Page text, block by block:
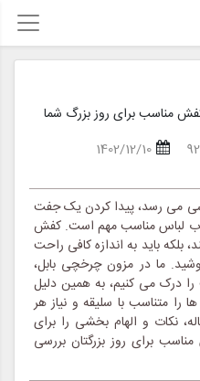
مناسب برای روز بزرگ شما
1402/12/10
می رسد، پیدا کردن یک جفت
لباس مناسب مهم است. کفش
بلکه باید به اندازه کافی راحت
ما در مزون چرخچی بابل،
درک می کنیم، به همین دلیل
متناسب با سلیقه و نیاز هر
نکات و الهام بخشی را برای
برای روز بزرگتان بررسی